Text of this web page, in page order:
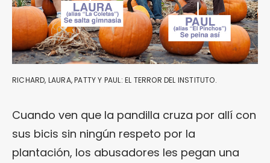
RICHARD, LAURA, PATTY Y PAUL: EL TERROR DEL INSTITUTO.
Cuando ven que la pandilla cruza por allí con
sus bicis sin ningún respeto por la
plantación, los abusadores les pegan una